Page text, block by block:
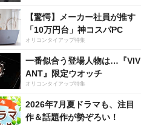
【驚愕】メーカー社員が推す
「10万円台」神コスパPC
オリコンタイアップ特集
一番似合う登場人物は…『VIV
ANT』限定ウオッチ
オリコンタイアップ特集
2026年7月夏ドラマも、注目
作＆話題作が勢ぞろい！